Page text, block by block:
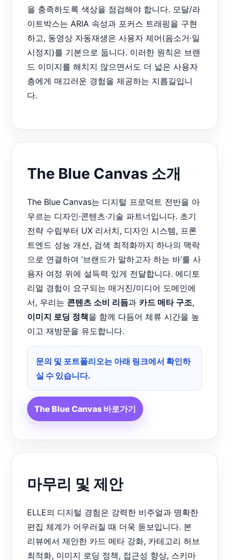
을 충족하도록 색상을 점검해야 합니다. 모달/라
이트박스는 ARIA 속성과 포커스 트래핑을 구현
하고, 동영상 자동재생은 사용자 제어(음소거·일
시정지)를 기본으로 둡니다. 이러한 원칙은 브랜
드 이미지를 해치지 않으면서도 더 넓은 사용자
층에게 매끄러운 경험을 제공하는 지름길입니
다.
The Blue Canvas 소개
The Blue Canvas는 디지털 프로덕트 전반을 아
우르는 디자인·콘텐츠·기술 파트너입니다. 초기
전략 수립부터 UX 리서치, 디자인 시스템, 프론
트엔드 성능 개선, 검색 최적화까지 하나의 맥락
으로 연결하여 ‘브랜드가 말하고자 하는 바’를 사
용자 여정 위에 설득력 있게 전달합니다. 에디토
리얼 경험이 요구되는 매거진/미디어 도메인에
서, 우리는 콘텐츠 소비 리듬과 카드 메타 구조,
이미지 로딩 정책을 함께 다듬어 체류 시간을 높
이고 재방문을 유도합니다.
문의 및 포트폴리오는 아래 링크에서 확인하
실 수 있습니다.
The Blue Canvas 바로가기
마무리 및 제안
ELLE의 디지털 경험은 강력한 비주얼과 명확한
편집 체계가 어우러질 때 더욱 돋보입니다. 본
리뷰에서 제안한 카드 메타 강화, 카테고리 허브
최적화, 이미지 로딩 정책, 접근성 향상, 스키마